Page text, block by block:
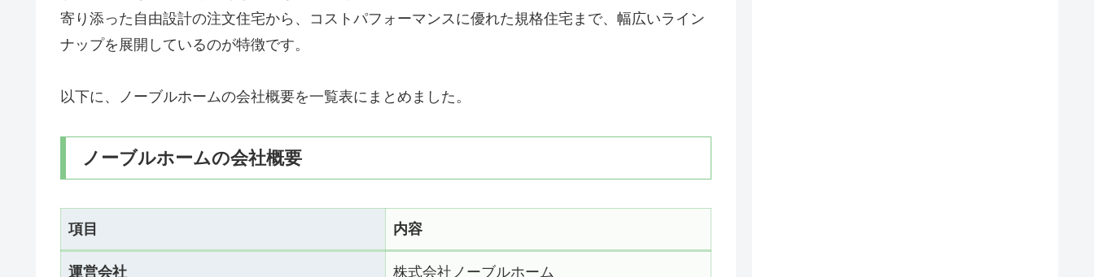
寄り添った自由設計の注文住宅から、コストパフォーマンスに優れた規格住宅まで、幅広いライン
ナップを展開しているのが特徴です。
以下に、ノーブルホームの会社概要を一覧表にまとめました。
ノーブルホームの会社概要
項目 内容
運営会社 株式会社ノーブルホーム